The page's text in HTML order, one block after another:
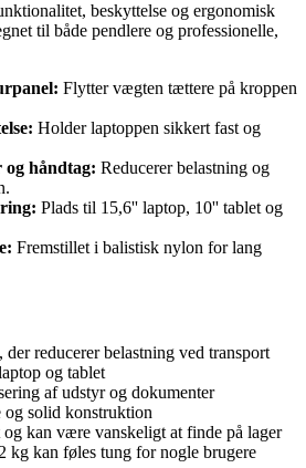
beskyttelse og ergonomisk
til både pendlere og professionelle,
Flytter vægten tættere på kroppen
Holder laptoppen sikkert fast og
og håndtag: Reducerer belastning og
Plads til 15,6'' laptop, 10'' tablet og
Fremstillet i balistisk nylon for lang
reducerer belastning ved transport
og tablet
af udstyr og dokumenter
solid konstruktion
og kan være vanskeligt at finde på lager
kg kan føles tung for nogle brugere